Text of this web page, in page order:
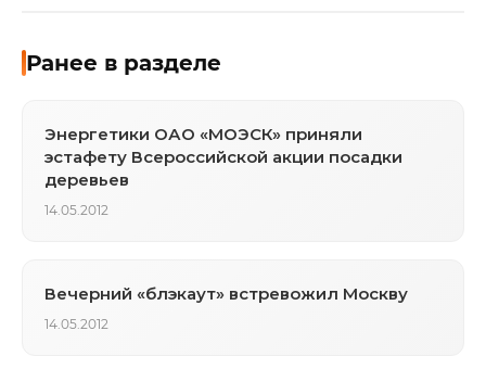
Ранее в разделе
Энергетики ОАО «МОЭСК» приняли
эстафету Всероссийской акции посадки
деревьев
14.05.2012
Вечерний «блэкаут» встревожил Москву
14.05.2012